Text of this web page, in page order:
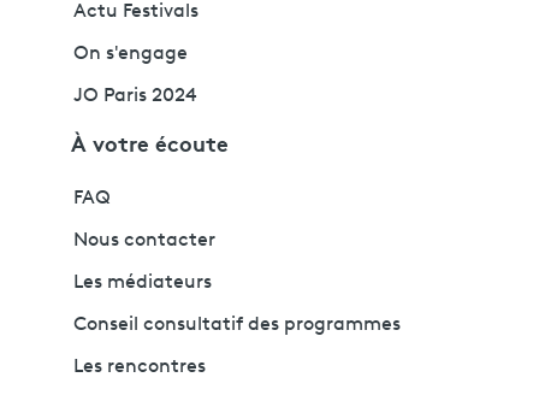
Actu Festivals
On s'engage
JO Paris 2024
À votre écoute
FAQ
Nous contacter
Les médiateurs
Conseil consultatif des programmes
Les rencontres